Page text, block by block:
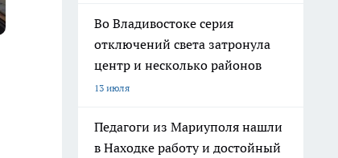
Во Владивостоке серия
отключений света затронула
центр и несколько районов
13 июля
Педагоги из Мариуполя нашли
в Находке работу и достойный